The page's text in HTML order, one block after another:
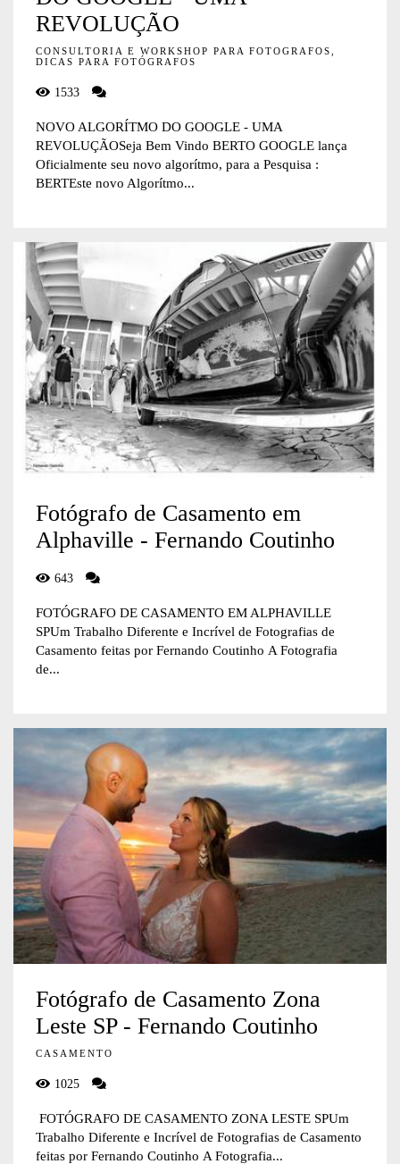
REVOLUÇÃO
CONSULTORIA E WORKSHOP PARA FOTOGRAFOS,
DICAS PARA FOTÓGRAFOS
1533
NOVO ALGORÍTMO DO GOOGLE - UMA
REVOLUÇÃOSeja Bem Vindo BERTO GOOGLE lança
Oficialmente seu novo algorítmo, para a Pesquisa :
BERTEste novo Algorítmo...
Fotógrafo de Casamento em
Alphaville - Fernando Coutinho
643
FOTÓGRAFO DE CASAMENTO EM ALPHAVILLE
SPUm Trabalho Diferente e Incrível de Fotografias de
Casamento feitas por Fernando Coutinho A Fotografia
de...
Fotógrafo de Casamento Zona
Leste SP - Fernando Coutinho
CASAMENTO
1025
FOTÓGRAFO DE CASAMENTO ZONA LESTE SPUm
Trabalho Diferente e Incrível de Fotografias de Casamento
feitas por Fernando Coutinho A Fotografia...